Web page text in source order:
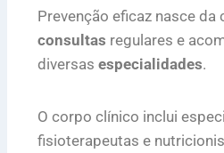
Prevenção eficaz nasce
consultas regulares e
diversas especialidades.
O corpo clínico inclui
fisioterapeutas e